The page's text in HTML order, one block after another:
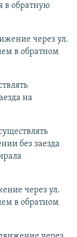
в обратную
через ул.
в обратном
на
без заезда
через ул.
в обратном